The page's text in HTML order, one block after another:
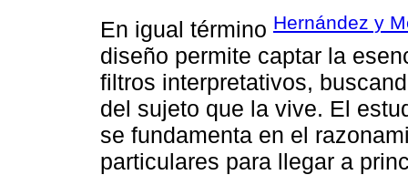
En igual término Hernández y
diseño permite captar la
filtros interpretativos,
del sujeto que la vive. El
se fundamenta en el
particulares para llegar a